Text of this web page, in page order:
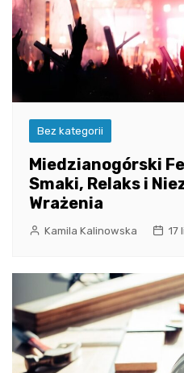
Bez kategorii
Miedzianogórski
Smaki, Relaks i
Wrażenia
Kamila Kalinowska 17